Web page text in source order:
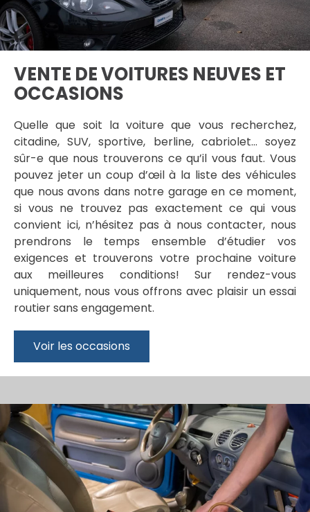
VENTE DE VOITURES NEUVES ET
OCCASIONS
Quelle que soit la voiture que vous recherchez,
citadine, SUV, sportive, berline, cabriolet… soyez
sûr-e que nous trouverons ce qu’il vous faut. Vous
pouvez jeter un coup d’œil à la liste des véhicules
que nous avons dans notre garage en ce moment,
si vous ne trouvez pas exactement ce qui vous
convient ici, n’hésitez pas à nous contacter, nous
prendrons le temps ensemble d’étudier vos
exigences et trouverons votre prochaine voiture
aux meilleures conditions! Sur rendez-vous
uniquement, nous vous offrons avec plaisir un essai
routier sans engagement.
Voir les occasions